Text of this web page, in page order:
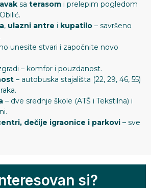
sa terasom i prelepim pogledom
, ulazni antre i kupatilo – savršeno
unesite stvari i započnite novo
– komfor i pouzdanost.
– autobuska stajališta (22, 29, 46, 55)
– dve srednje škole (ATŠ i Tekstilna) i
dečije igraonice i parkovi – sve
si?